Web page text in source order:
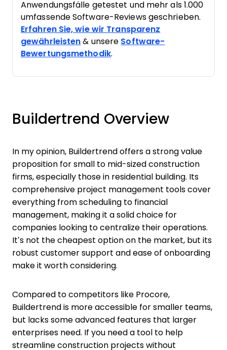
Anwendungsfälle getestet und mehr als 1.000
umfassende Software-Reviews geschrieben.
Erfahren Sie, wie wir Transparenz
gewährleisten & unsere Software-
Bewertungsmethodik.
Buildertrend Overview
In my opinion, Buildertrend offers a strong value
proposition for small to mid-sized construction
firms, especially those in residential building. Its
comprehensive project management tools cover
everything from scheduling to financial
management, making it a solid choice for
companies looking to centralize their operations.
It’s not the cheapest option on the market, but its
robust customer support and ease of onboarding
make it worth considering.
Compared to competitors like Procore,
Buildertrend is more accessible for smaller teams,
but lacks some advanced features that larger
enterprises need. If you need a tool to help
streamline construction projects without